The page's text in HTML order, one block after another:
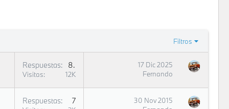
Filtros
Respuestas 80
Visitas 12K
17 Dic 2025
Fernando
Respuestas 7
30 Nov 2015